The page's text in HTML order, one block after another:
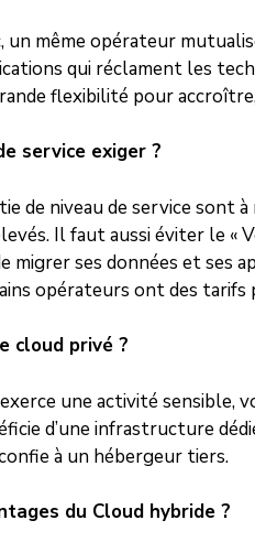
même opérateur
qui réclament les
flexibilité pour
service exiger ?
de niveau de service
Il faut aussi éviter le «
migrer ses données et ses
opérateurs ont des
cloud privé ?
une activité
d’une infrastructure
à un hébergeur tiers.
du Cloud hybride ?